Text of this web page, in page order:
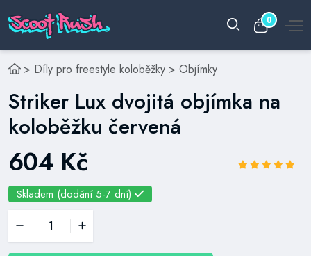
0
> Díly pro freestyle koloběžky > Objímky
Striker Lux dvojitá objímka na
koloběžku červená
604 Kč
Skladem (dodání 5-7 dní)